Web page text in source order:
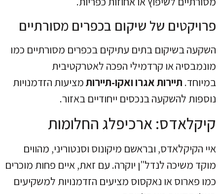
פרויקטים של שיקום בכפרים מסורתיים
השקעה בשיקום בתים עתיקים בכפרים מסורתיים כמו
מונמבסיה או קרדמילי הפכה לאטרקטיבית
במיוחד. תיירות אגרו ואקו-תיירותמציעות הזדמנויות
נוספות להשקעה בנכסים ייחודיים באזור.
קיקלאדס: ארכיפלג החלומות
איי הקיקלאדס, ובראשם מיקונוס וסנטוריני, מהווים
מוקד משיכה לנדל"ן יוקרה. עם זאת, איים פחות מוכרים
כמו פארוס או נאקסוס מציעים הזדמנויות למשקיעים